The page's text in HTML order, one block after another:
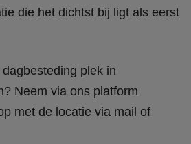
die het dichtst bij ligt als eerst
plek in
Neem via ons platform
met de locatie via mail of